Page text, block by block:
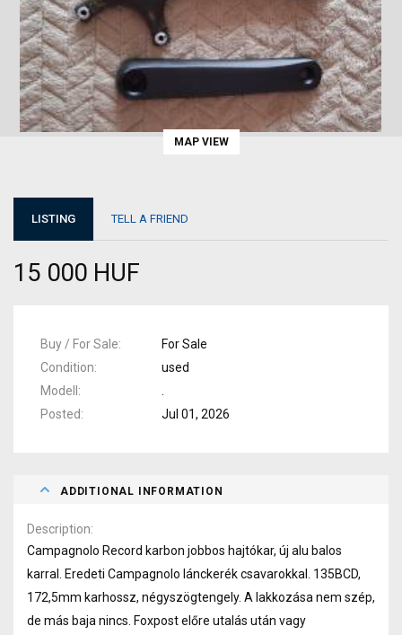
MAP VIEW
LISTING TELL A FRIEND
15 000 HUF
Buy / For Sale
For Sale
Condition
used
Modell
Posted
Jul 01, 2026
ADDITIONAL INFORMATION
Description
Campagnolo Record karbon jobbos hajtókar, új alu balos
karral. Eredeti Campagnolo lánckerék csavarokkal. 135BCD,
172,5mm karhossz, négyszögtengely. A lakkozása nem szép,
de más baja nincs. Foxpost előre utalás után vagy